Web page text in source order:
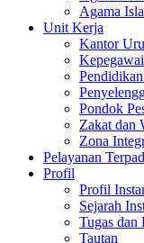
Agama
Unit Kerja
Kantor
Pondok
Zakat dan
Zona
Pelayanan
Profil
Profil
Sejarah
Tugas dan
Tautan